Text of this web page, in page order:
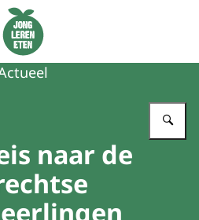
van Jong Leren Eten
naar de